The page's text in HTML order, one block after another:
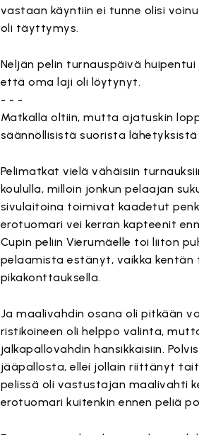
vastaan käyntiin ei tunne olisi
oli täyttymys.
Neljän pelin turnauspäivä
että oma laji oli löytynyt.
- - -
Matkalla oltiin, mutta ajatuskin
säännöllisistä suorista
Pelimatkat vielä vähäisiin
koululla, milloin jonkun pelaajan
sivulaitoina toimivat kaadetut
erotuomari vei kerran kapteenit
Cupin peliin Vierumäelle toi liiton
pelaamista estänyt, vaikka kentän
pikakonttauksella.
Ja maalivahdin osana oli pitkään
ristikoineen oli helppo valinta,
jalkapallovahdin hansikkaisiin.
jääpallosta, ellei jollain riittänyt
pelissä oli vastustajan maalivahti
erotuomari kuitenkin ennen peliä